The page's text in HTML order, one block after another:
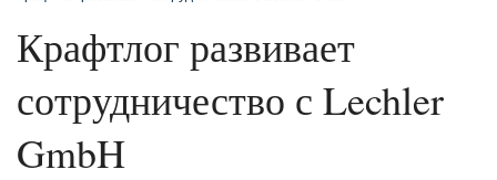
Крафтлог развивает
сотрудничество с Lechler
GmbH